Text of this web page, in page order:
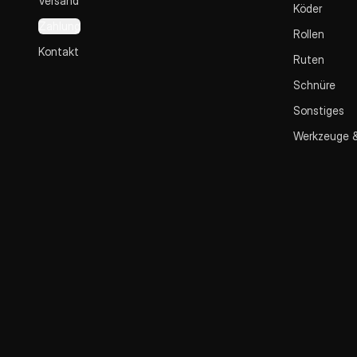
Zahlung
Kontakt
Köder
Rollen
Ruten
Schnüre
Sonstiges
Werkzeuge